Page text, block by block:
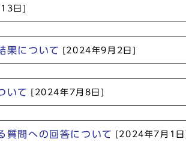
日]
果について [2024年9月2日]
いて [2024年7月8日]
質問への回答について [2024年7月1日]